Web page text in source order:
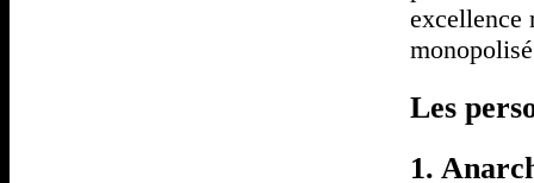
excellence
Les
1.